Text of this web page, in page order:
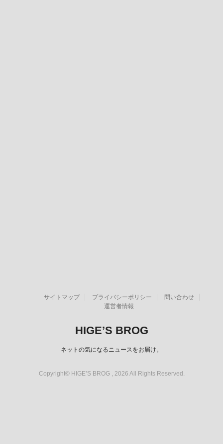
サイトマップ プライバシーポリシー
問い合わせ
運営者情報
HIGE’S BROG
ネットの気になるニュースをお届け。
Copyright© HIGE’S BROG , 2026 All Rights Reserved.